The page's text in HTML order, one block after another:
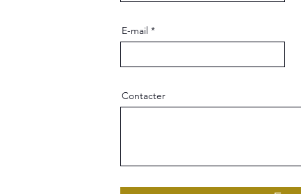
E-mail
Contacter